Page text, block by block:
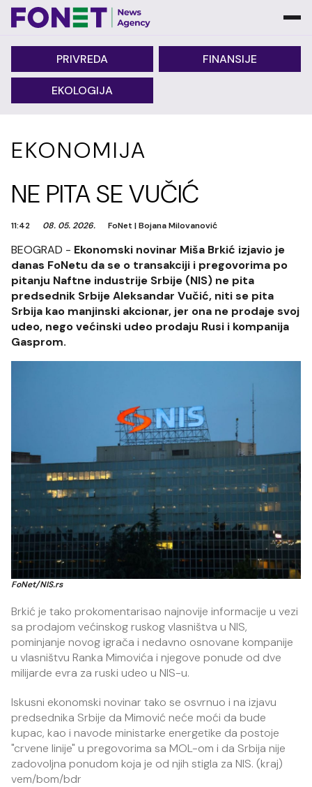
PRIVREDA FINANSIJE
EKOLOGIJA
EKONOMIJA
NE PITA SE VUČIĆ
11:42 08. 05. 2026. FoNet |Bojana Milovanović
BEOGRAD - Ekonomski novinar Miša Brkić izjavio je
danas FoNetu da se o transakciji i pregovorima po
pitanju Naftne industrije Srbije (NIS) ne pita
predsednik Srbije Aleksandar Vučić, niti se pita
Srbija kao manjinski akcionar, jer ona ne prodaje svoj
udeo, nego većinski udeo prodaju Rusi i kompanija
Gasprom.
FoNet/NIS.rs
Brkić je tako prokomentarisao najnovije informacije u vezi
sa prodajom većinskog ruskog vlasništva u NIS,
pominjanje novog igrača i nedavno osnovane kompanije
u vlasništvu Ranka Mimovića i njegove ponude od dve
milijarde evra za ruski udeo u NIS-u.
Iskusni ekonomski novinar tako se osvrnuo i na izjavu
predsednika Srbije da Mimović neće moći da bude
kupac, kao i navode ministarke energetike da postoje
"crvene linije" u pregovorima sa MOL-om i da Srbija nije
zadovoljna ponudom koja je od njih stigla za NIS. (kraj)
vem/bom/bdr